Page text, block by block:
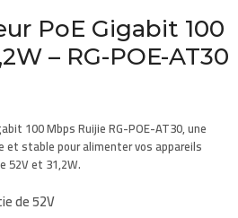
PoE Gigabit 100
– RG-POE-AT30
100 MbpsRuijieRG-POE-AT30, une
stable pour alimenter vos appareils
52V et 31,2W.
de 52V